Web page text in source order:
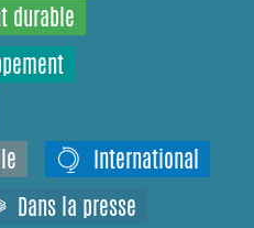
durable
International
Dans la presse